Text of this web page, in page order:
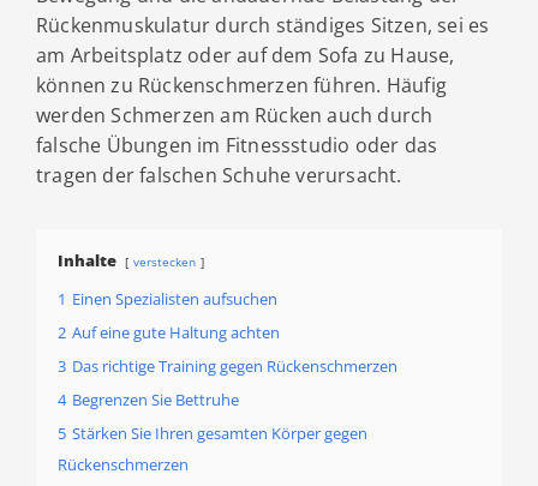
Rückenmuskulatur durch ständiges Sitzen, sei es
am Arbeitsplatz oder auf dem Sofa zu Hause,
können zu Rückenschmerzen führen. Häufig
werden Schmerzen am Rücken auch durch
falsche Übungen im Fitnessstudio oder das
tragen der falschen Schuhe verursacht.
Inhalte verstecken
1 Einen Spezialisten aufsuchen
2 Auf eine gute Haltung achten
3 Das richtige Training gegen Rückenschmerzen
4 Begrenzen Sie Bettruhe
5 Stärken Sie Ihren gesamten Körper gegen
Rückenschmerzen